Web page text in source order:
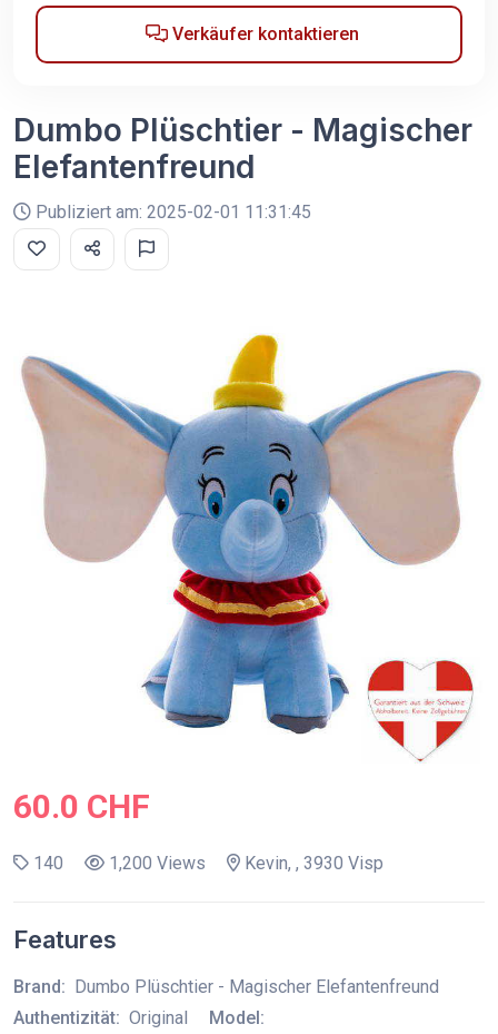
Verkäufer kontaktieren
Dumbo Plüschtier - Magischer
Elefantenfreund
Publiziert am: 2025-02-01 11:31:45
60.0 CHF
140 1,200 Views Kevin, , 3930 Visp
Features
Brand:
Dumbo Plüschtier - Magischer Elefantenfreund
Authentizität: Original Model: